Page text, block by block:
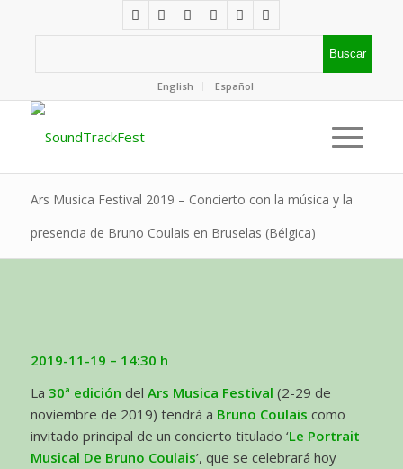
English Español
Ars Musica Festival 2019 – Concierto con la música y la
presencia de Bruno Coulais en Bruselas (Bélgica)
2019-11-19 – 14:30 h
La 30ª edición del Ars Musica Festival (2-29 de
noviembre de 2019) tendrá a Bruno Coulais como
invitado principal de un concierto titulado ‘Le Portrait
Musical De Bruno Coulais’, que se celebrará hoy